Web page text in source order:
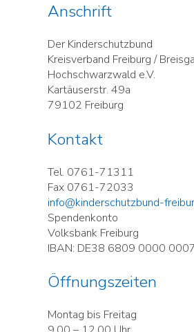
Anschrift
Der Kinderschutzbund
Kreisverband Freiburg /
Hochschwarzwald e.V.
Kartäuserstr. 49a
79102 Freiburg
Kontakt
Tel. 0761-71311
Fax 0761-72033
info@kinderschutzbund-
Spendenkonto
Volksbank Freiburg
IBAN: DE38 6809 0000
Öffnungszeiten
Montag bis Freitag